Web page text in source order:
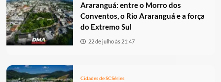
Araranguá: entre o Morro dos
Conventos, o Rio Araranguá e a força
do Extremo Sul
22 de julho às 21:47
Cidades de SCSéries